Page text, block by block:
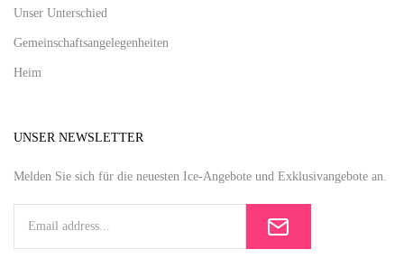
Unser Unterschied
Gemeinschaftsangelegenheiten
Heim
UNSER NEWSLETTER
Melden Sie sich für die neuesten Ice-Angebote und Exklusivangebote an.